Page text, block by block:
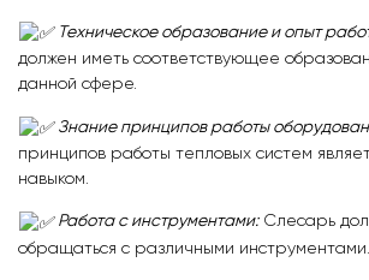
Техническое образование и опыт
должен иметь соответствующее
данной сфере.
Знание принципов работы
принципов работы тепловых систем
навыком.
Работа с инструментами: Слесарь
обращаться с различными инструментами.